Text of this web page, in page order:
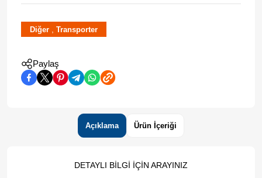
Diğer Transporter
Paylaş
Açıklama Ürün İçeriği
DETAYLI BİLGİ İÇİN ARAYINIZ